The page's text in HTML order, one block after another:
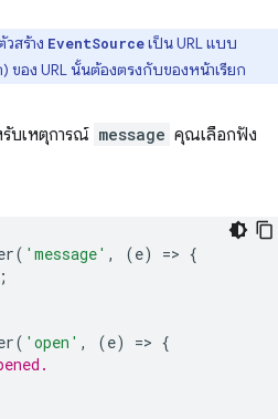
สร้าง EventSourceเป็น URL แบบ
อง URL นั้นต้องตรงกับของหน้าเรียก
บเหตุการณ์ message คุณเลือกฟัง
( 'message' , (e) => {
( 'open' , (e) => {